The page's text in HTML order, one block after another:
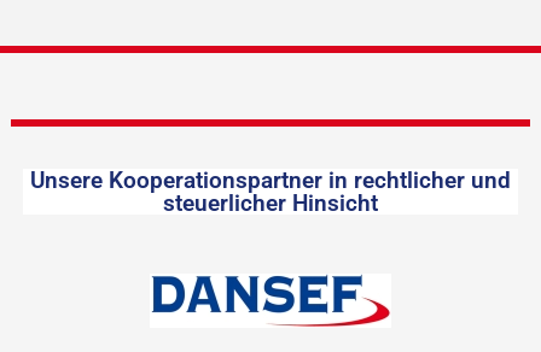
Unsere Kooperationspartner in rechtlicher und
steuerlicher Hinsicht